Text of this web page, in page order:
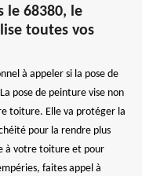
le 68380, le
toutes vos
à appeler si la pose de
pose de peinture vise non
toiture. Elle va protéger la
pour la rendre plus
à votre toiture et pour
faites appel à